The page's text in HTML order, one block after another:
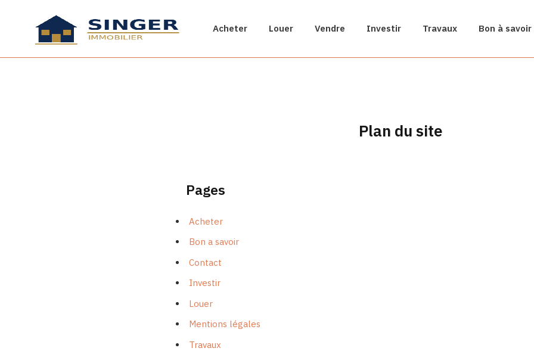
Acheter Louer Vendre Investir Travaux Bon à savoir
Plan du site
Pages
Acheter
Bon a savoir
Contact
Investir
Louer
Mentions légales
Travaux